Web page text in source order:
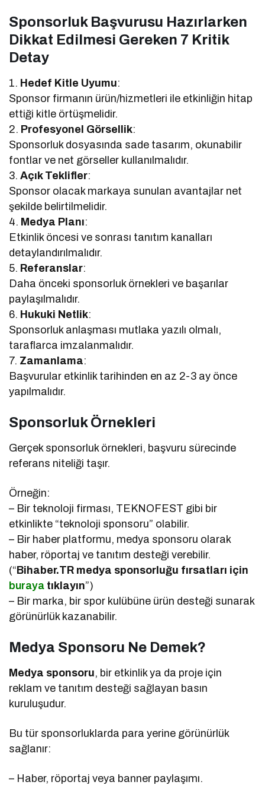
Sponsorluk Başvurusu Hazırlarken
Dikkat Edilmesi Gereken 7 Kritik
Detay
1. Hedef Kitle Uyumu:
Sponsor firmanın ürün/hizmetleri ile etkinliğin hitap
ettiği kitle örtüşmelidir.
2. Profesyonel Görsellik:
Sponsorluk dosyasında sade tasarım, okunabilir
fontlar ve net görseller kullanılmalıdır.
3.Açık Teklifler:
Sponsor olacak markaya sunulan avantajlar net
şekilde belirtilmelidir.
4. Medya Planı:
Etkinlik öncesi ve sonrası tanıtım kanalları
detaylandırılmalıdır.
5. Referanslar:
Daha önceki sponsorluk örnekleri ve başarılar
paylaşılmalıdır.
6. Hukuki Netlik:
Sponsorluk anlaşması mutlaka yazılı olmalı,
taraflarca imzalanmalıdır.
7. Zamanlama:
Başvurular etkinlik tarihinden en az 2-3 ay önce
yapılmalıdır.
Sponsorluk Örnekleri
Gerçek sponsorluk örnekleri, başvuru sürecinde
referans niteliği taşır.
Örneğin:
– Bir teknoloji firması, TEKNOFEST gibi bir
etkinlikte “teknoloji sponsoru” olabilir.
– Bir haber platformu, medya sponsoru olarak
haber, röportaj ve tanıtım desteği verebilir.
(“ Bihaber.TR medya sponsorluğu fırsatları için
buraya tıklayın”)
– Bir marka, bir spor kulübüne ürün desteği sunarak
görünürlük kazanabilir.
Medya Sponsoru Ne Demek?
Medya sponsoru, bir etkinlik ya da proje için
reklam ve tanıtım desteği sağlayan basın
kuruluşudur.
Bu tür sponsorluklarda para yerine görünürlük
sağlanır:
– Haber, röportaj veya banner paylaşımı.